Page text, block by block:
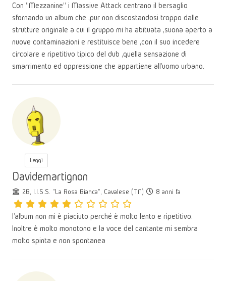
Con "Mezzanine" i Massive Attack centrano il bersaglio
sfornando un album che ,pur non discostandosi troppo dalle
strutture originale a cui il gruppo mi ha abituata ,suona aperto a
nuove contaminazioni e restituisce bene ,con il suo incedere
circolare e ripetitivo tipico del dub ,quella sensazione di
smarrimento ed oppressione che appartiene all'uomo urbano.
Leggi
Davidemartignon
2B, I.I.S.S. "La Rosa Bianca", Cavalese (TN) 8 anni fa
l'album non mi è piaciuto perché è molto lento e ripetitivo.
Inoltre è molto monotono e la voce del cantante mi sembra
molto spinta e non spontanea